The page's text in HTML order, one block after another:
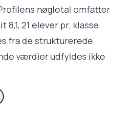
nøgletal omfatter
21 elever pr. klasse.
fra de strukturerede
værdier udfyldes ikke